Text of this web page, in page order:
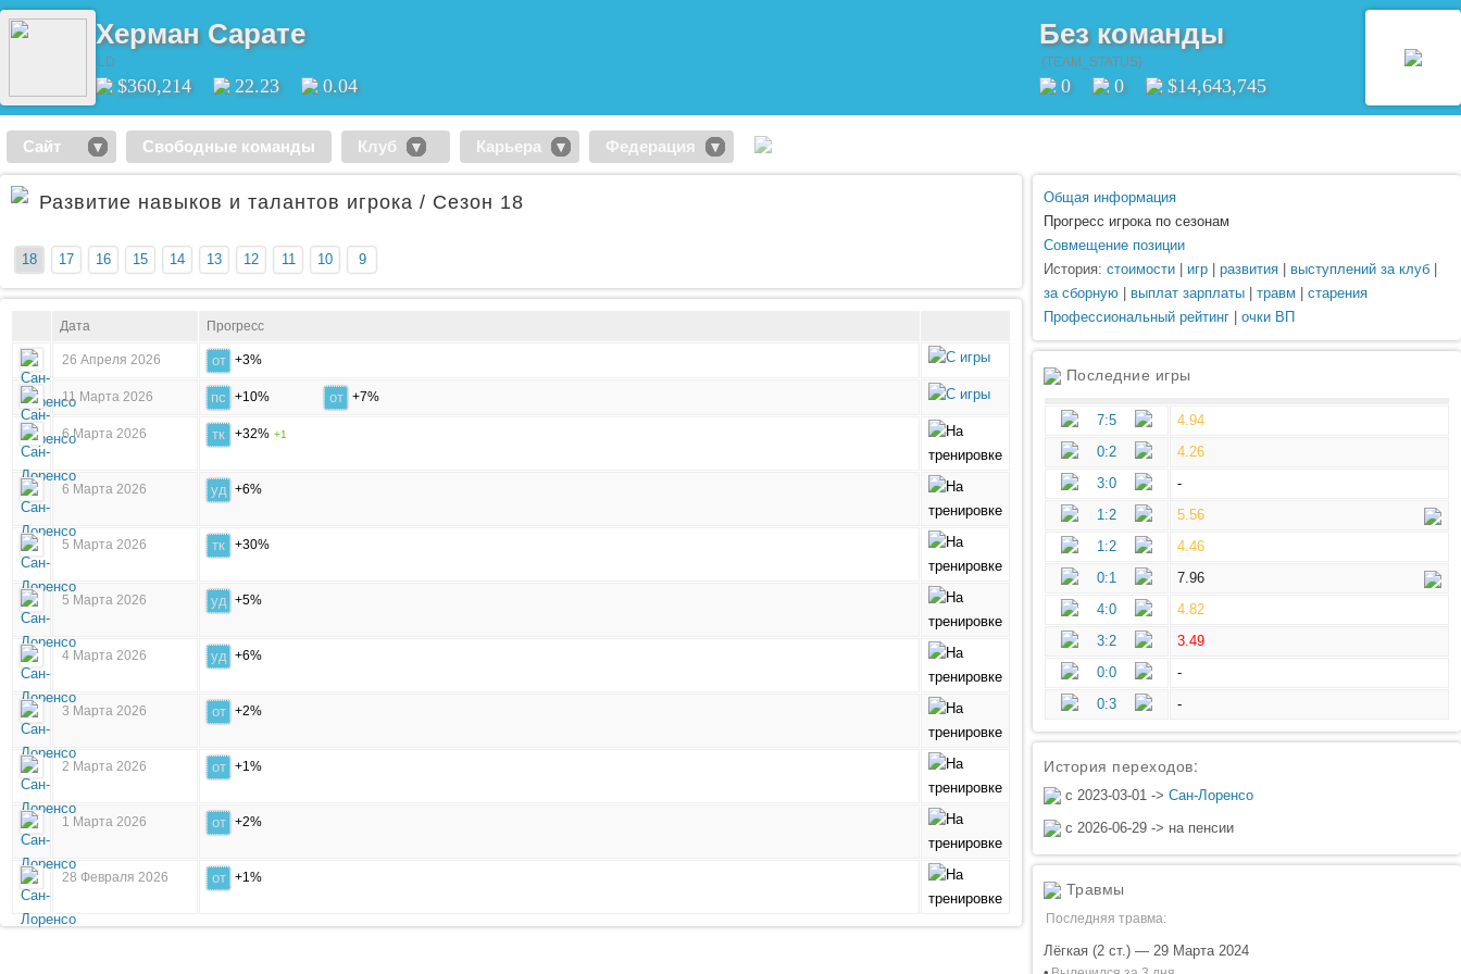
Херман Сарате
LD
$360,214 22.23 0.04
Без команды
{TEAM_STATUS}
0 0 $14,643,745
Сайт Свободные команды Клуб Карьера Федерация
Развитие навыков и талантов игрока / Сезон 18
18 17 16 15 14 13 12 11 10 9
Дата Прогресс
26 Апреля 2026 от +3%
11 Марта 2026 пс +10% от +7%
6 Марта 2026 тк +32% +1
6 Марта 2026 уд +6%
5 Марта 2026 тк +30%
5 Марта 2026 уд +5%
4 Марта 2026 уд +6%
3 Марта 2026 от +2%
2 Марта 2026 от +1%
1 Марта 2026 от +2%
28 Февраля 2026 от +1%
Общая информация
Прогресс игрока по сезонам
Совмещение позиции
История: стоимости игр развития выступлений за клуб
за сборную
выплат зарплаты травм
старения
Профессиональный рейтинг
очки ВП
Последние игры
7:5
4.94
0:2
4.26
3:0
-
1:2
5.56
1:2
4.46
0:1
7.96
4:0
4.82
3:2
3.49
0:0
-
0:3
-
История переходов:
с 2023-03-01 -> Сан-Лоренсо
с 2026-06-29 -> на пенсии
Травмы
Последняя травма:
Лёгкая (2 ст.) — 29 Марта 2024